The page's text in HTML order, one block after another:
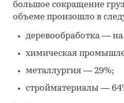
большое сокращение
объеме произошло в
деревообработка— на
химическая
металлургия — 29%;
стройматериалы —